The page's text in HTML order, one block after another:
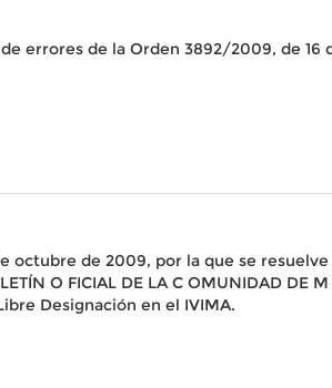
de errores de la Orden 3892/2009, de
octubre de 2009, por la que se
O FICIAL DE LA C OMUNIDAD
Designación en el IVIMA.